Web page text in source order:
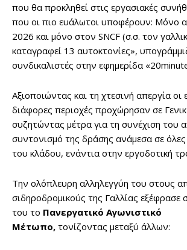
που θα προκληθεί στις εργασιακές
που οι πιο ευάλωτοι υποφέρουν: Μόνο
2026 και μόνο στον SNCF (σ.σ. τον
καταγραφεί 13 αυτοκτονίες»,
συνδικαλιστές στην εφημερίδα
Αξιοποιώντας και τη χτεσινή απεργία οι
διάφορες περιοχές προχώρησαν σε
συζητώντας μέτρα για τη συνέχιση του
συντονισμό της δράσης ανάμεσα σε όλες
του κλάδου, ενάντια στην εργοδοτική
Την ολόπλευρη αλληλεγγύη του στους
σιδηροδρομικούς της Γαλλίας εξέφρασε
του το Πανεργατικό Αγωνιστικό
Μέτωπο, τονίζοντας μεταξύ άλλων: